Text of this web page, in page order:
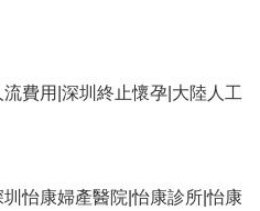
費用|深圳終止懷孕|大陸人工
怡康婦產醫院|怡康診所|怡康